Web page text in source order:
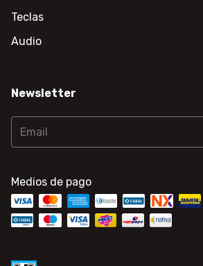
Teclas
Audio
Newsletter
Medios de pago